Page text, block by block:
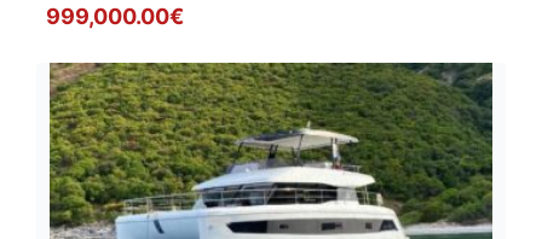
999,000.00€